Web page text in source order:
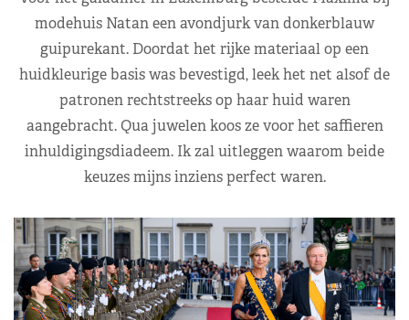
modehuis Natan een avondjurk van donkerblauw
guipurekant. Doordat het rijke materiaal op een
huidkleurige basis was bevestigd, leek het net alsof de
patronen rechtstreeks op haar huid waren
aangebracht. Qua juwelen koos ze voor het saffieren
inhuldigingsdiadeem. Ik zal uitleggen waarom beide
keuzes mijns inziens perfect waren.